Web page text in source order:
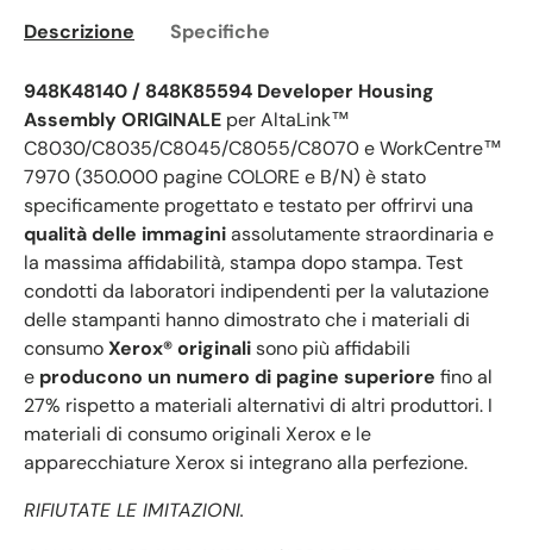
Descrizione Specifiche
948K48140 / 848K85594 Developer Housing
AssemblyORIGINALE per AltaLink™
C8030/C8035/C8045/C8055/C8070 e WorkCentre™
7970 (350.000 pagine COLORE e B/N) è stato
specificamente progettato e testato per offrirvi una
qualità delle immaginiassolutamente straordinaria e
la massima affidabilità, stampa dopo stampa. Test
condotti da laboratori indipendenti per la valutazione
delle stampanti hanno dimostrato che i materiali di
consumoXerox® originalisono più affidabili
e producono un numero di pagine superiore fino al
27% rispetto a materiali alternativi di altri produttori. I
materiali di consumo originali Xerox e le
apparecchiature Xerox si integrano alla perfezione.
RIFIUTATE LE IMITAZIONI.